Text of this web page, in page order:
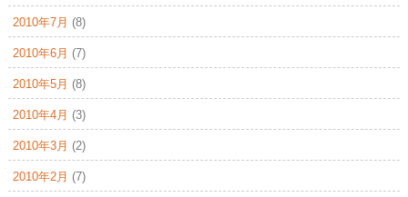
2010年7月 (8)
2010年6月 (7)
2010年5月 (8)
2010年4月 (3)
2010年3月 (2)
2010年2月 (7)